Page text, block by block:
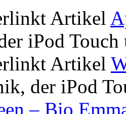
Artikel
iPod Touch
Artikel
der iPod
– Bio